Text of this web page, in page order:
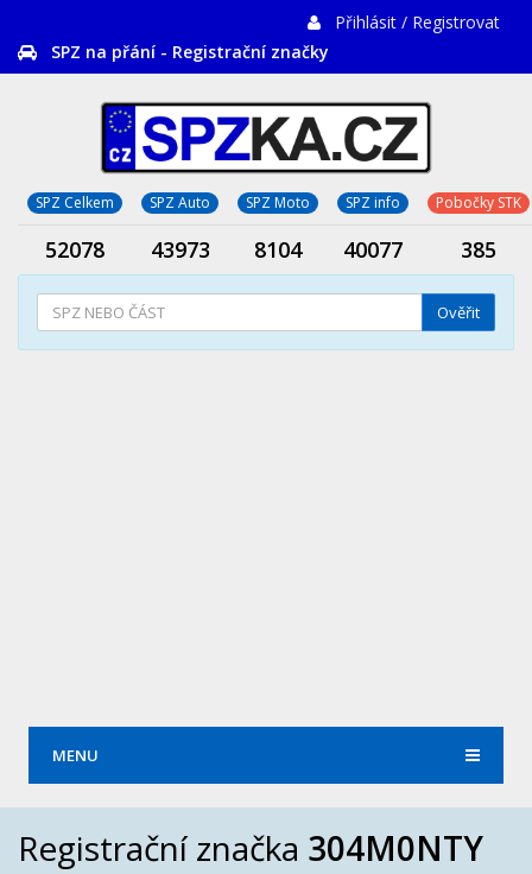
Přihlásit / Registrovat
SPZ na přání - Registrační značky
SPZ Celkem SPZ Auto SPZ Moto SPZ info Pobočky STK
52078 43973 8104 40077 385
Ověřit
MENU
Registrační značka 304M0NTY